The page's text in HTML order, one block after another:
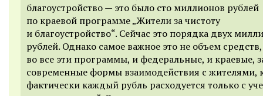
благоустройство — это было сто миллионов рублей
по краевой программе „Жители за чистоту
и благоустройство“. Сейчас это порядка двух
рублей. Однако самое важное это не объем средств,
во все эти программы, и федеральные, и краевые,
современные формы взаимодействия с жителями,
фактически каждый рубль расходуется только с